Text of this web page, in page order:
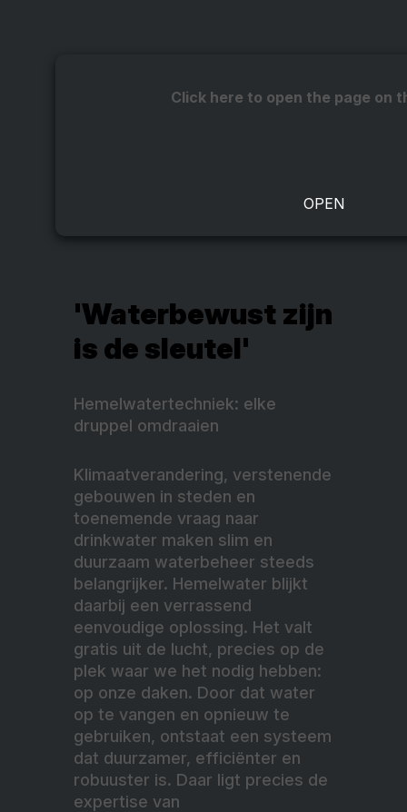
Click here to open the page on
'Waterbewust zijn
is de sleutel'
Hemelwatertechniek: elke
druppel omdraaien
Klimaatverandering, verstenende
gebouwen in steden en
toenemende vraag naar
drinkwater maken slim en
duurzaam waterbeheer steeds
belangrijker. Hemelwater blijkt
daarbij een verrassend
eenvoudige oplossing. Het valt
gratis uit de lucht, precies op de
plek waar we het nodig hebben:
op onze daken. Door dat water
op te vangen en opnieuw te
gebruiken, ontstaat een systeem
dat duurzamer, efficiënter en
robuuster is. Daar ligt precies de
expertise van